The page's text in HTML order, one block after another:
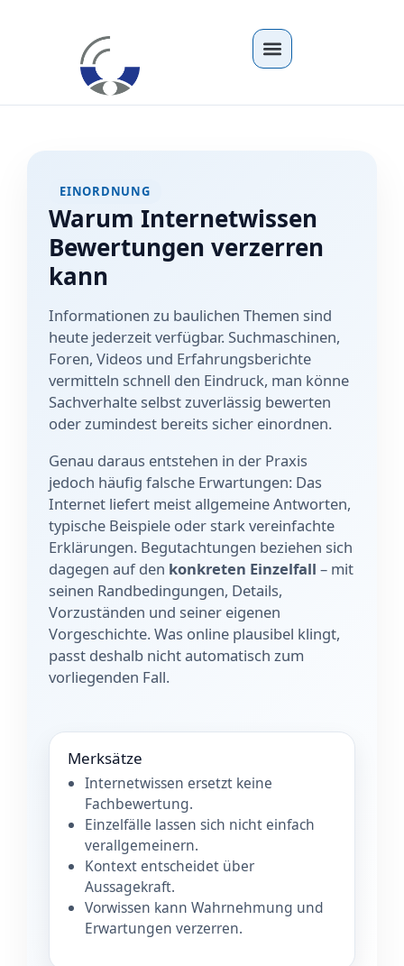
EINORDNUNG
Warum Internetwissen
Bewertungen verzerren
kann
Informationen zu baulichen Themen sind
heute jederzeit verfügbar. Suchmaschinen,
Foren, Videos und Erfahrungsberichte
vermitteln schnell den Eindruck, man könne
Sachverhalte selbst zuverlässig bewerten
oder zumindest bereits sicher einordnen.
Genau daraus entstehen in der Praxis
jedoch häufig falsche Erwartungen: Das
Internet liefert meist allgemeine Antworten,
typische Beispiele oder stark vereinfachte
Erklärungen. Begutachtungen beziehen sich
dagegen auf den konkreten Einzelfall – mit
seinen Randbedingungen, Details,
Vorzuständen und seiner eigenen
Vorgeschichte. Was online plausibel klingt,
passt deshalb nicht automatisch zum
vorliegenden Fall.
Merksätze
Internetwissen ersetzt keine
Fachbewertung.
Einzelfälle lassen sich nicht einfach
verallgemeinern.
Kontext entscheidet über
Aussagekraft.
Vorwissen kann Wahrnehmung und
Erwartungen verzerren.